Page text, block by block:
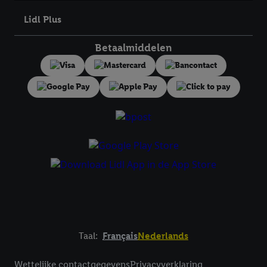
Lidl Plus
Betaalmiddelen
Taal: FrançaisNederlands
Wettelijke contactgegevensPrivacyverklaring
trekken, vindt u in onze